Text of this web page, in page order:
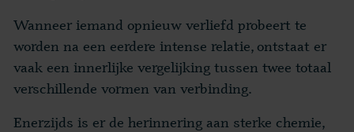
Wanneer iemand opnieuw verliefd probeert te
worden na een eerdere intense relatie, ontstaat er
vaak een innerlijke vergelijking tussen twee totaal
verschillende vormen van verbinding.
Enerzijds is er de herinnering aan sterke chemie,